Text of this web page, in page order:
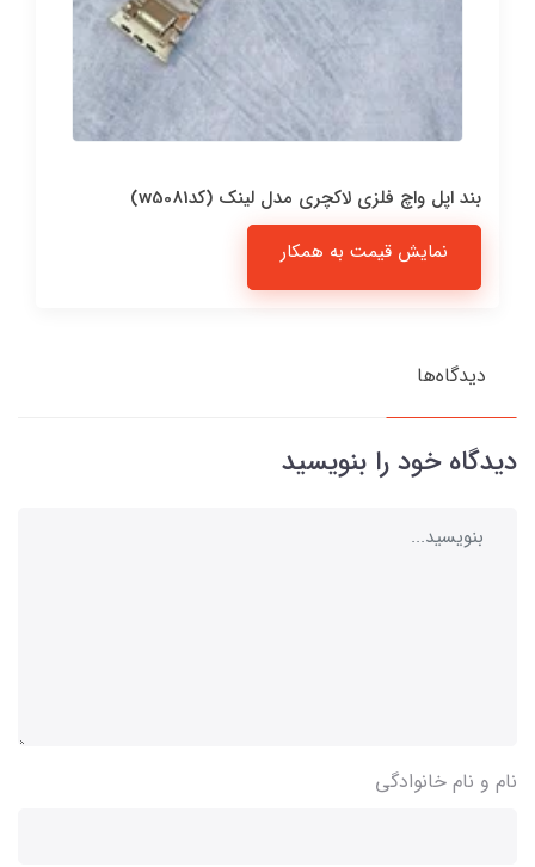
بند اپل واچ فلزی لاکچری مدل لینک (کدw5081)
نمایش قیمت به همکار
دیدگاه‌ها
دیدگاه خود را بنویسید
نام و نام خانوادگی